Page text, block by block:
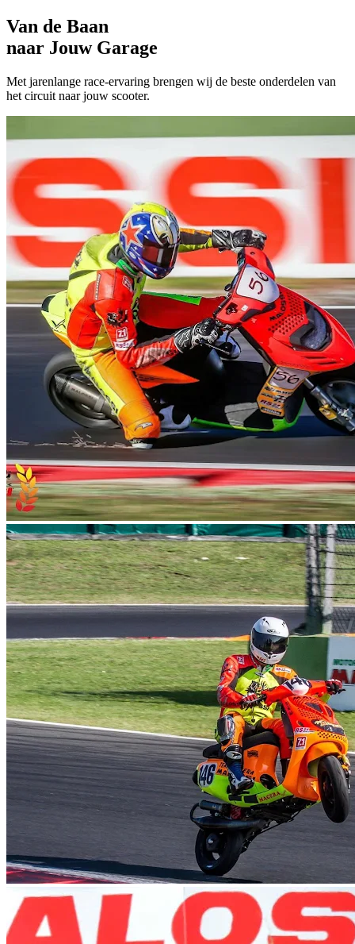
Van de Baan
naar Jouw Garage
Met jarenlange race-ervaring brengen wij de beste onderdelen van
het circuit naar jouw scooter.